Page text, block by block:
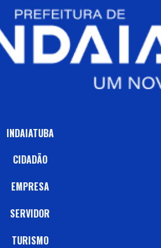
INDAIATUBA
CIDADÃO
EMPRESA
SERVIDOR
TURISMO